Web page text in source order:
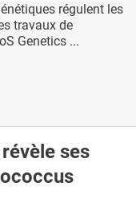
régulent les
travaux de
Genetics ...
ses